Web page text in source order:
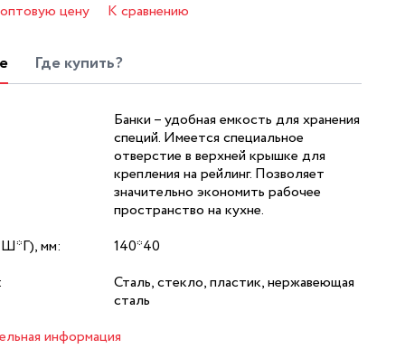
цену К сравнению
Где купить?
Банки – удобная емкость для хранения
специй. Имеется специальное
отверстие в верхней крышке для
крепления на рейлинг. Позволяет
значительно экономить рабочее
пространство на кухне.
мм:
140*40
Сталь, стекло, пластик, нержавеющая
сталь
информация